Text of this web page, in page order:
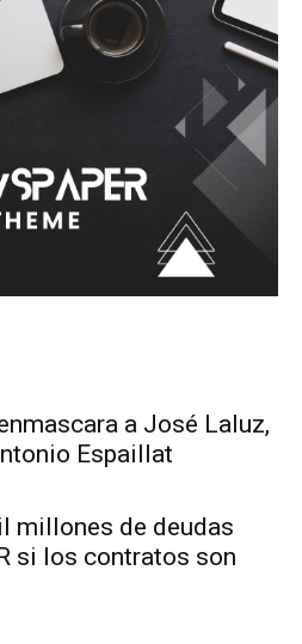
a José Laluz,
Espaillat
millones de deudas
si los contratos son